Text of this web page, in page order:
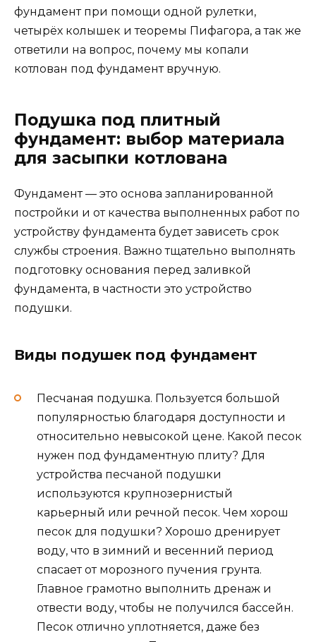
фундамент при помощи одной рулетки,
четырёх колышек и теоремы Пифагора, а так же
ответили на вопрос, почему мы копали
котлован под фундамент вручную.
Подушка под плитный
фундамент: выбор материала
для засыпки котлована
Фундамент — это основа запланированной
постройки и от качества выполненных работ по
устройству фундамента будет зависеть срок
службы строения. Важно тщательно выполнять
подготовку основания перед заливкой
фундамента, в частности это устройство
подушки.
Виды подушек под фундамент
Песчаная подушка. Пользуется большой
популярностью благодаря доступности и
относительно невысокой цене. Какой песок
нужен под фундаментную плиту? Для
устройства песчаной подушки
используются крупнозернистый
карьерный или речной песок. Чем хорош
песок для подушки? Хорошо дренирует
воду, что в зимний и весенний период
спасает от морозного пучения грунта.
Главное грамотно выполнить дренаж и
отвести воду, чтобы не получился бассейн.
Песок отлично уплотняется, даже без